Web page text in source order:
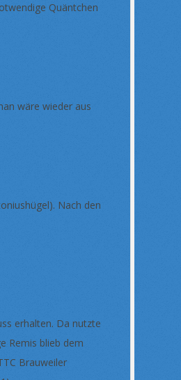
Quäntchen
wäre wieder aus
Nach den
erhalten. Da nutzte
Remis blieb dem
Brauweiler